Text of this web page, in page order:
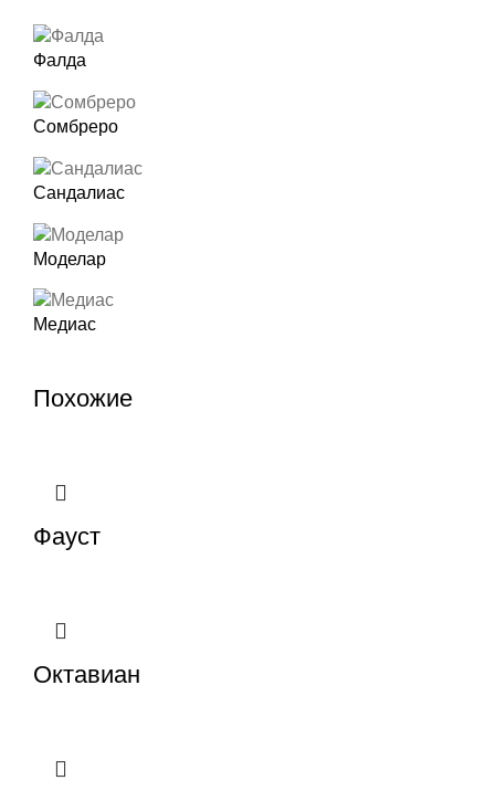
Фалда
Сомбреро
Сандалиас
Моделар
Медиас
Похожие
Фауст
Октавиан